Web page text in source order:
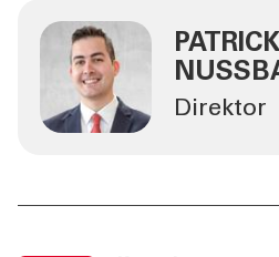
PATRICK
Direktor